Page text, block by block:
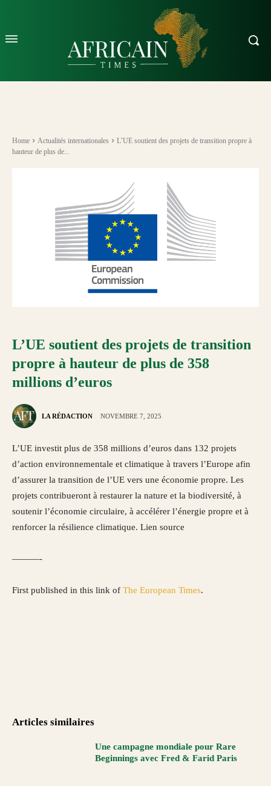
Home Actualités internationales
L’UE soutient des projets de transition propre à
hauteur de plus de...
L’UE soutient des projets de transition
propre à hauteur de plus de 358
millions d’euros
LA RÉDACTION NOVEMBRE 7, 2025
L’UE investit plus de 358 millions d’euros dans 132 projets
d’action environnementale et climatique à travers l’Europe afin
d’assurer la transition de l’UE vers une économie propre. Les
projets contribueront à restaurer la nature et la biodiversité, à
soutenir l’économie circulaire, à accélérer l’énergie propre et à
renforcer la résilience climatique. Lien source
———-
First published in this link of The European Times.
Articles similaires
Une campagne mondiale pour Rare
Beginnings avec Fred & Farid Paris